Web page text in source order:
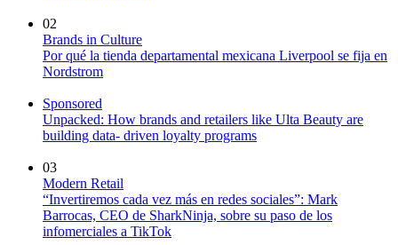
02
Brands in Culture
Por qué la tienda departamental mexicana Liverpool se fija en
Nordstrom
Sponsored
Unpacked: How brands and retailers like Ulta Beauty are
building data- driven loyalty programs
03
Modern Retail
“Invertiremos cada vez más en redes sociales”: Mark
Barrocas, CEO de SharkNinja, sobre su paso de los
infomerciales a TikTok